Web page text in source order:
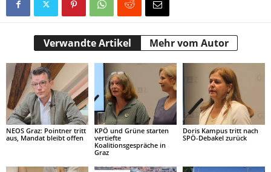
Verwandte Artikel Mehr vom Autor
NEOS Graz: Pointner tritt
aus, Mandat bleibt offen
KPÖ und Grüne starten
vertiefte
Koalitionsgespräche in
Graz
Doris Kampus tritt nach
SPÖ-Debakel zurück